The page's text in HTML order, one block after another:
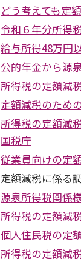
どう考えても定
令和６年分所得
給与所得48万円
公的年金から源
所得税の定額減
定額減税のた
所得税の定額減
国税庁
従業員向けの定
定額減税に係る
源泉所得税関係
所得税の定額減
個人住民税の定
所得税の定額減